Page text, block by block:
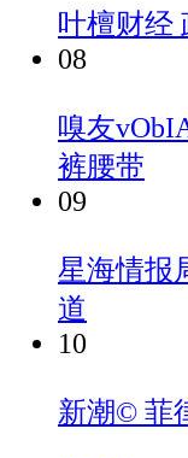
叶檀财经
08
嗅友
裤腰带
09
星海情报
道
10
新潮© 菲